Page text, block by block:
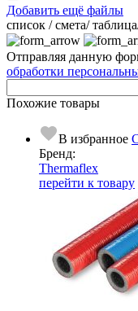
Добавить ещё файлы
cписок / смета/
Отправляя данную
обработки
Похожие товары
В избранное
Бренд:
Thermaflex
перейти к товару